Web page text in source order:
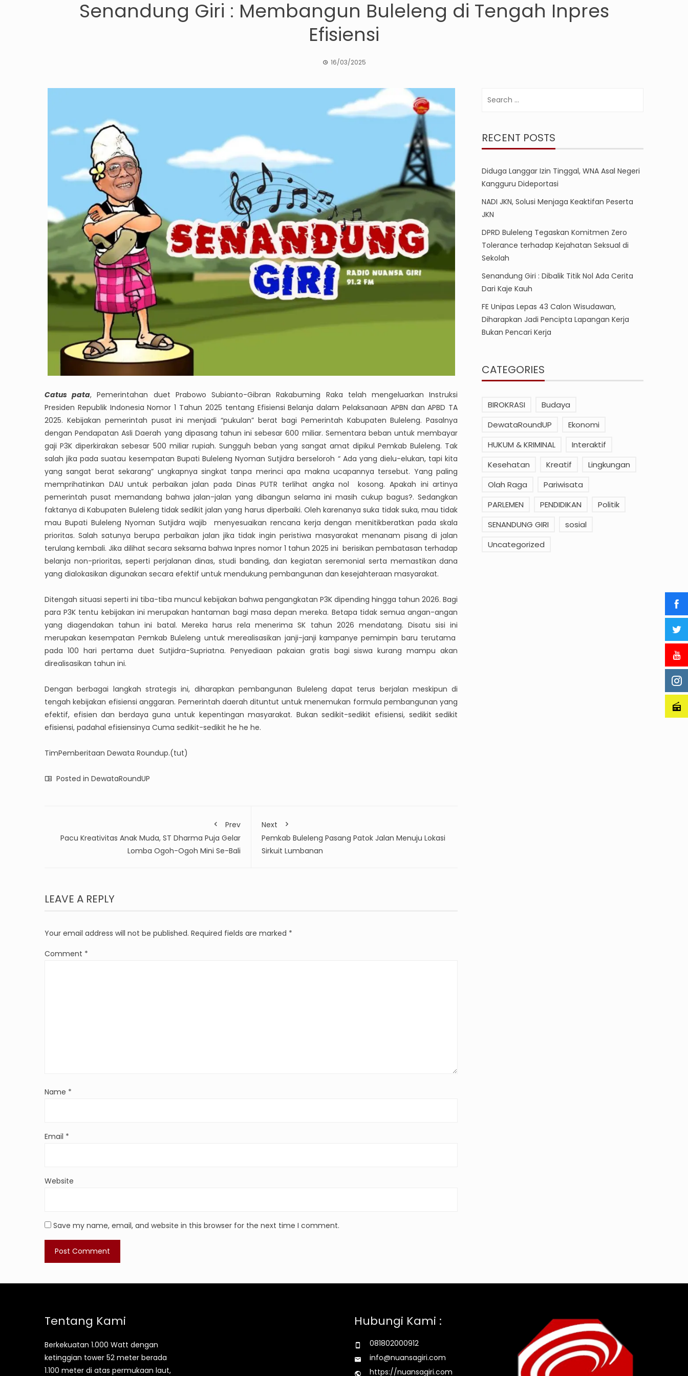
Senandung Giri : Membangun Buleleng di Tengah Inpres
Efisiensi
16/03/2025
Catus pata, Pemerintahan duet Prabowo Subianto-Gibran Rakabuming Raka telah mengeluarkan Instruksi
Presiden Republik Indonesia Nomor 1 Tahun 2025 tentang Efisiensi Belanja dalam Pelaksanaan APBN dan APBD TA
2025. Kebijakan pemerintah pusat ini menjadi “pukulan” berat bagi Pemerintah Kabupaten Buleleng. Pasalnya
dengan Pendapatan Asli Daerah yang dipasang tahun ini sebesar 600 miliar. Sementara beban untuk membayar
gaji P3K diperkirakan sebesar 500 miliar rupiah. Sungguh beban yang sangat amat dipikul Pemkab Buleleng. Tak
salah jika pada suatau kesempatan Bupati Buleleng Nyoman Sutjidra berseloroh “ Ada yang dielu-elukan, tapi kita
yang sangat berat sekarang” ungkapnya singkat tanpa merinci apa makna ucapannya tersebut. Yang paling
memprihatinkan DAU untuk perbaikan jalan pada Dinas PUTR terlihat angka nol kosong. Apakah ini artinya
pemerintah pusat memandang bahwa jalan-jalan yang dibangun selama ini masih cukup bagus?. Sedangkan
faktanya di Kabupaten Buleleng tidak sedikit jalan yang harus diperbaiki. Oleh karenanya suka tidak suka, mau tidak
mau Bupati Buleleng Nyoman Sutjidra wajib menyesuaikan rencana kerja dengan menitikberatkan pada skala
prioritas. Salah satunya berupa perbaikan jalan jika tidak ingin peristiwa masyarakat menanam pisang di jalan
terulang kembali. Jika dilihat secara seksama bahwa Inpres nomor 1 tahun 2025 ini berisikan pembatasan terhadap
belanja non-prioritas, seperti perjalanan dinas, studi banding, dan kegiatan seremonial serta memastikan dana
yang dialokasikan digunakan secara efektif untuk mendukung pembangunan dan kesejahteraan masyarakat.
Ditengah situasi seperti ini tiba-tiba muncul kebijakan bahwa pengangkatan P3K dipending hingga tahun 2026. Bagi
para P3K tentu kebijakan ini merupakan hantaman bagi masa depan mereka. Betapa tidak semua angan-angan
yang diagendakan tahun ini batal. Mereka harus rela menerima SK tahun 2026 mendatang. Disatu sisi ini
merupakan kesempatan Pemkab Buleleng untuk merealisasikan janji-janji kampanye pemimpin baru terutama
pada 100 hari pertama duet Sutjidra-Supriatna. Penyediaan pakaian gratis bagi siswa kurang mampu akan
direalisasikan tahun ini.
Dengan berbagai langkah strategis ini, diharapkan pembangunan Buleleng dapat terus berjalan meskipun di
tengah kebijakan efisiensi anggaran. Pemerintah daerah dituntut untuk menemukan formula pembangunan yang
efektif, efisien dan berdaya guna untuk kepentingan masyarakat. Bukan sedikit-sedikit efisiensi, sedikit sedikit
efisiensi, padahal efisiensinya Cuma sedikit-sedikit he he he.
TimPemberitaan Dewata Roundup.(tut)
Posted in DewataRoundUP
Prev
Pacu Kreativitas Anak Muda, ST Dharma Puja Gelar
Lomba Ogoh-Ogoh Mini Se-Bali
Next
Pemkab Buleleng Pasang Patok Jalan Menuju Lokasi
Sirkuit Lumbanan
LEAVE A REPLY
Your email address will not be published. Required fields are marked *
Comment *
Name *
Email *
Website
Save my name, email, and website in this browser for the next time I comment.
RECENT POSTS
Diduga Langgar Izin Tinggal, WNA Asal Negeri
Kangguru Dideportasi
NADI JKN, Solusi Menjaga Keaktifan Peserta
JKN
DPRD Buleleng Tegaskan Komitmen Zero
Tolerance terhadap Kejahatan Seksual di
Sekolah
Senandung Giri : Dibalik Titik Nol Ada Cerita
Dari Kaje Kauh
FE Unipas Lepas 43 Calon Wisudawan,
Diharapkan Jadi Pencipta Lapangan Kerja
Bukan Pencari Kerja
CATEGORIES
BIROKRASI
Budaya
DewataRoundUP
Ekonomi
HUKUM & KRIMINAL
Interaktif
Kesehatan
Kreatif
Lingkungan
Olah Raga
Pariwisata
PARLEMEN
PENDIDIKAN
Politik
SENANDUNG GIRI
sosial
Uncategorized
Tentang Kami
Berkekuatan 1.000 Watt dengan
ketinggian tower 52 meter berada
1.100 meter di atas permukaan laut,
Hubungi Kami :
081802000912
info@nuansagiri.com
https://nuansagiri.com